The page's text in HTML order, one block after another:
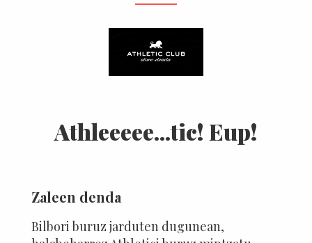
Athleeeee...tic! Eup!
Zaleen denda
Bilbori buruz jarduten dugunean,